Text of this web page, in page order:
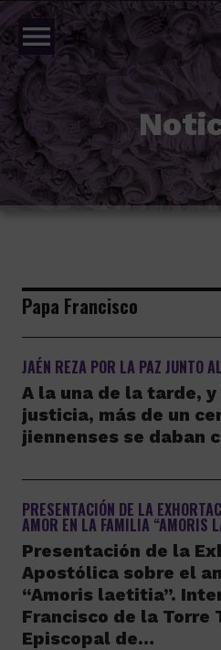
menu
Papa Francisco
JAÉN REZA POR LA PAZ JUNTO
A la una de la tarde,
justicia, más de un
jiennenses se daban
PRESENTACIÓN DE LA
AMOR EN LA FAMILIA “AMORIS
Presentación de la
Apostólica sobre el
“Amoris laetitia”.
Francisco de la Torre
Episcopal de…